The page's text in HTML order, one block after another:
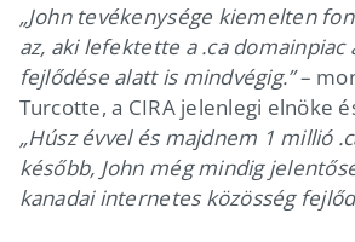
„John tevékenysége kiemelten
az, aki lefektette a .ca domainpiac
fejlődése alatt is mindvégig.”–
Turcotte, a CIRA jelenlegi elnöke
„Húsz évvel és majdnem 1 millió
később, John még mindig
kanadai internetes közösség